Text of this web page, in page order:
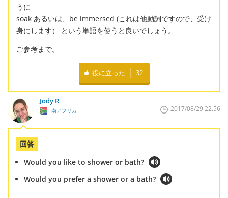
うに
soak あるいは、be immersed (これは他動詞ですので、受け
身にします） という単語を使うと良いでしょう。
ご参考まで。
役に立った 32
Jody R
南アフリカ 2017/08/29 22:56
回答
Would you like to shower or bath?
Would you prefer a shower or a bath?